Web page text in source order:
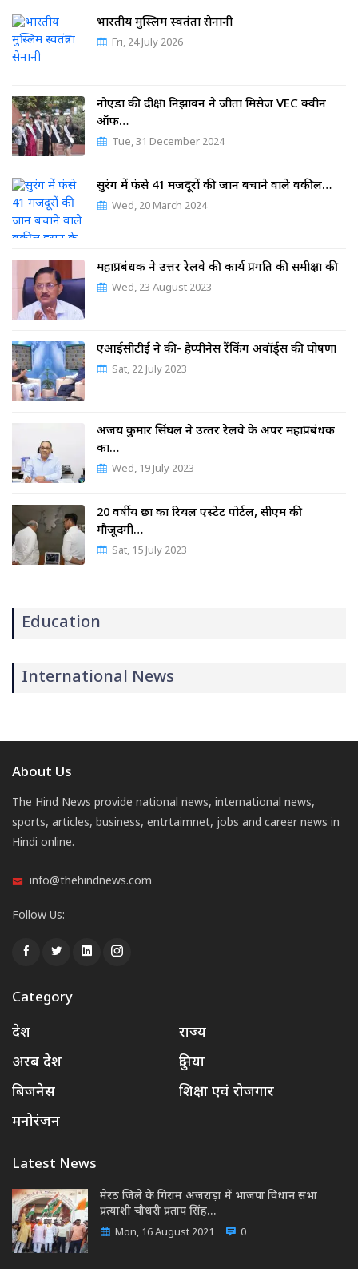
भारतीय मुस्लिम स्वतंत्रता सेनानी
Fri, 24 July 2026
नोएडा की दीक्षा निझावन ने जीता मिसेज VEC क्वीन
ऑफ…
Tue, 31 December 2024
सुरंग में फंसे 41 मजदूरों की जान बचाने वाले वकील…
Wed, 20 March 2024
महाप्रबंधक ने उत्तर रेलवे की कार्य प्रगति की समीक्षा की
Wed, 23 August 2023
एआईसीटीई ने की- हैप्पीनेस रैंकिंग अवॉर्ड्स की घोषणा
Sat, 22 July 2023
अजय कुमार सिंघल ने उत्‍तर रेलवे के अपर महाप्रबंधक
का…
Wed, 19 July 2023
20 वर्षीय छात्र का रियल एस्टेट पोर्टल, सीएम की
मौजूदगी…
Sat, 15 July 2023
Education
International News
About Us
The Hind News provide national news, international news,
sports, articles, business, entrtaimnet, jobs and career news in
Hindi online.
info@thehindnews.com
Follow Us:
Category
देश
राज्य
अरब देश
दुनिया
बिजनेस
शिक्षा एवं रोजगार
मनोरंजन
Latest News
मेरठ जिले के गिराम अजराड़ा में भाजपा विधान सभा
प्रत्याशी चौधरी प्रताप सिंह…
Mon, 16 August 2021 0